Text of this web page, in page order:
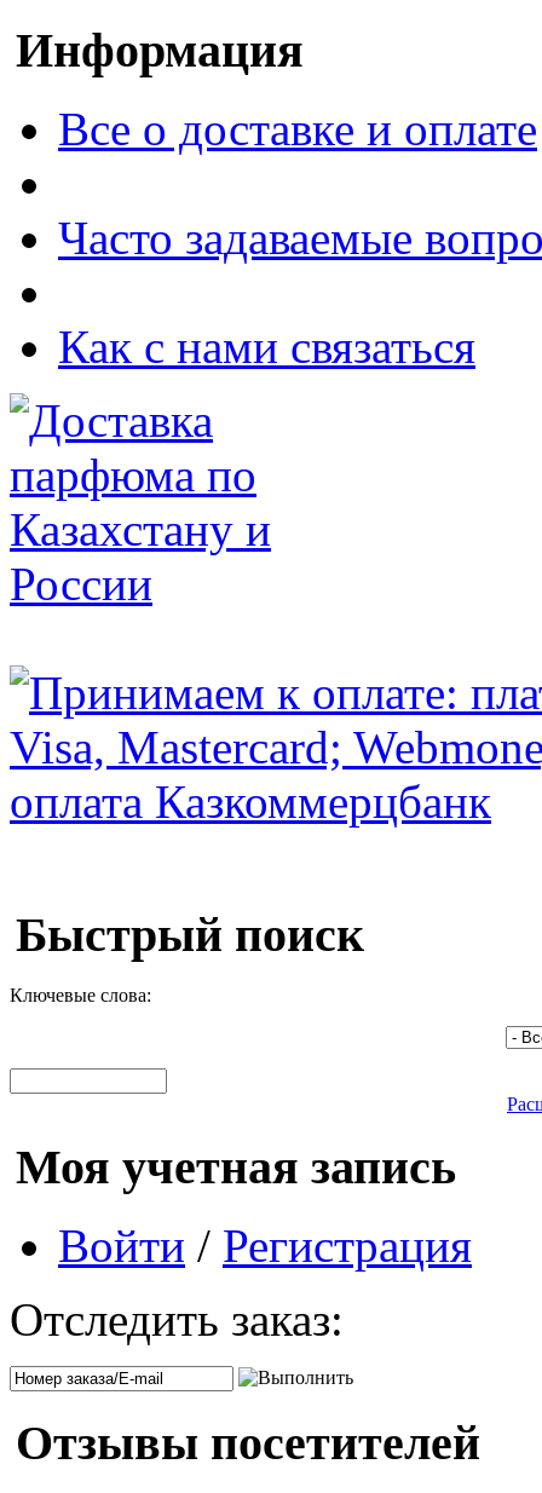
Информация
Все о доставке и оплате
Часто задаваемые
Как с нами связаться
Быстрый поиск
Ключевые слова:
Моя учетная запись
Войти / Регистрация
Отследить заказ:
Отзывы посетителей